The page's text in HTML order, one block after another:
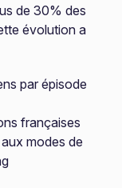
de 30% des
évolution a
par épisode
françaises
modes de